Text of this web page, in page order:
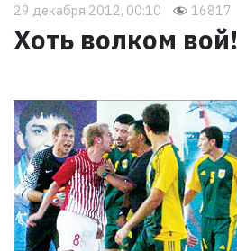
29 декабря 2012, 00:10 16817
Хоть волком вой!